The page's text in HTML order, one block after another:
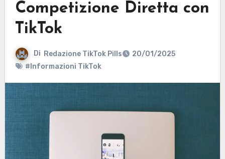
Competizione Diretta con
TikTok
Di Redazione TikTok Pills
20/01/2025
#Informazioni TikTok